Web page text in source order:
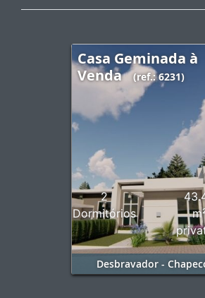
Casa Geminada à
Venda
(ref.: 6231)
2
Dormitórios
Desbravador -